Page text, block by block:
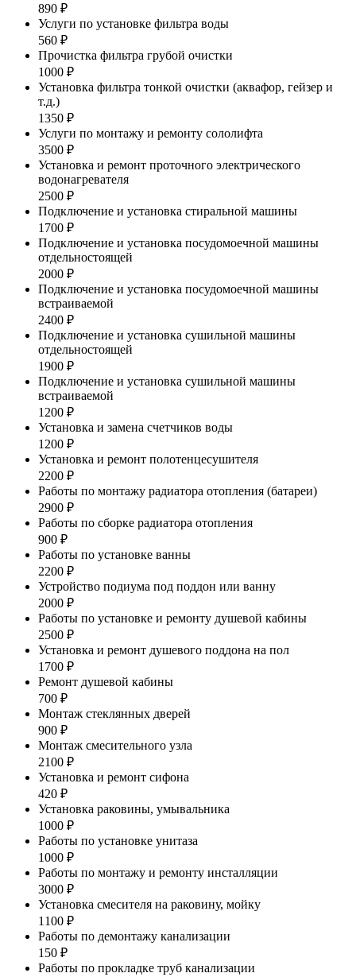
890 ₽
Услуги по установке фильтра воды
560 ₽
Прочистка фильтра грубой очистки
1000 ₽
Установка фильтра тонкой очистки (аквафор, гейзер и
т.д.)
1350 ₽
Услуги по монтажу и ремонту сололифта
3500 ₽
Установка и ремонт проточного электрического
водонагревателя
2500 ₽
Подключение и установка стиральной машины
1700 ₽
Подключение и установка посудомоечной машины
отдельностоящей
2000 ₽
Подключение и установка посудомоечной машины
встраиваемой
2400 ₽
Подключение и установка сушильной машины
отдельностоящей
1900 ₽
Подключение и установка сушильной машины
встраиваемой
1200 ₽
Установка и замена счетчиков воды
1200 ₽
Установка и ремонт полотенцесушителя
2200 ₽
Работы по монтажу радиатора отопления (батареи)
2900 ₽
Работы по сборке радиатора отопления
900 ₽
Работы по установке ванны
2200 ₽
Устройство подиума под поддон или ванну
2000 ₽
Работы по установке и ремонту душевой кабины
2500 ₽
Установка и ремонт душевого поддона на пол
1700 ₽
Ремонт душевой кабины
700 ₽
Монтаж стеклянных дверей
900 ₽
Монтаж смесительного узла
2100 ₽
Установка и ремонт сифона
420 ₽
Установка раковины, умывальника
1000 ₽
Работы по установке унитаза
1000 ₽
Работы по монтажу и ремонту инсталляции
3000 ₽
Установка смесителя на раковину, мойку
1100 ₽
Работы по демонтажу канализации
150 ₽
Работы по прокладке труб канализации